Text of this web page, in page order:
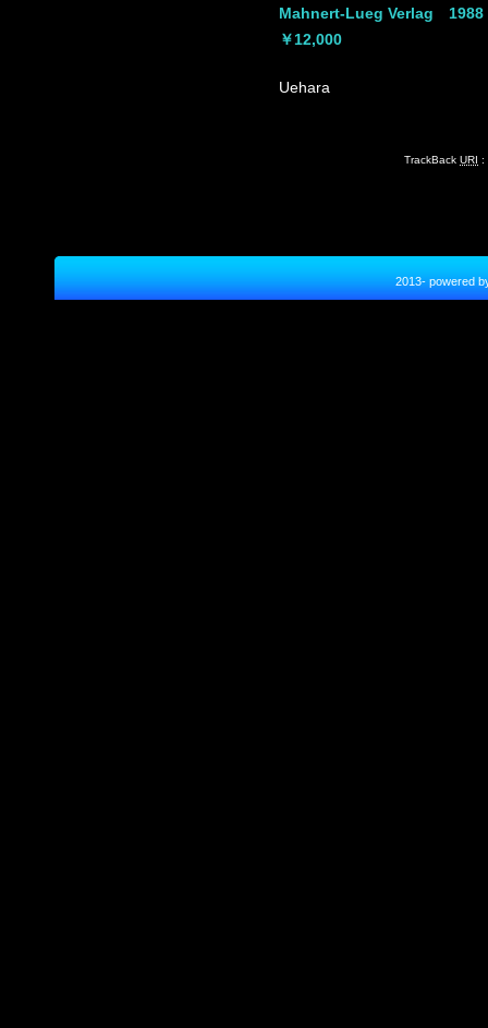
Mahnert-Lueg Verlag 1988
￥12,000
Uehara
TrackBack URI :
2013- powered